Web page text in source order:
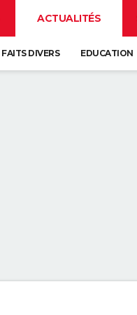
ACTUALITÉS
FAITS DIVERS EDUCATION